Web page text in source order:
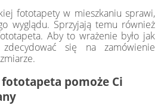
fototapety w mieszkaniu sprawi,
wyglądu. Sprzyjają temu również
Aby to wrażenie było jak
zdecydować się na zamówienie
pomoże Ci